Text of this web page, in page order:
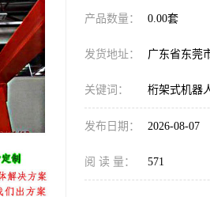
产品数量： 0.00套
发货地址： 广东省东莞
关键词： 桁架式机器
发布日期： 2026-08-07
阅 读 量： 571